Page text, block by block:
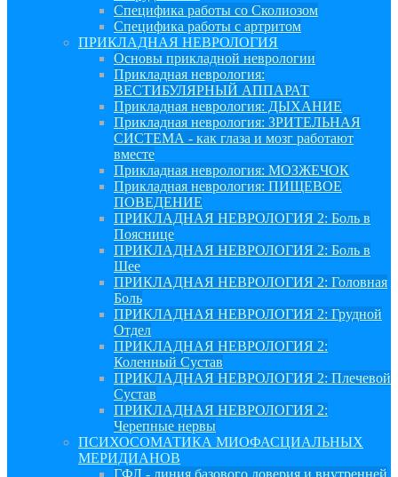
Специфика работы со Сколиозом
Специфика работы с артритом
ПРИКЛАДНАЯ НЕВРОЛОГИЯ
Основы прикладной неврологии
Прикладная неврология:
ВЕСТИБУЛЯРНЫЙ АППАРАТ
Прикладная неврология: ДЫХАНИЕ
Прикладная неврология: ЗРИТЕЛЬНАЯ
СИСТЕМА - как глаза и мозг работают
вместе
Прикладная неврология: МОЗЖЕЧОК
Прикладная неврология: ПИЩЕВОЕ
ПОВЕДЕНИЕ
ПРИКЛАДНАЯ НЕВРОЛОГИЯ 2: Боль в
Пояснице
ПРИКЛАДНАЯ НЕВРОЛОГИЯ 2: Боль в
Шее
ПРИКЛАДНАЯ НЕВРОЛОГИЯ 2: Головная
Боль
ПРИКЛАДНАЯ НЕВРОЛОГИЯ 2: Грудной
Отдел
ПРИКЛАДНАЯ НЕВРОЛОГИЯ 2:
Коленный Сустав
ПРИКЛАДНАЯ НЕВРОЛОГИЯ 2: Плечевой
Сустав
ПРИКЛАДНАЯ НЕВРОЛОГИЯ 2:
Черепные нервы
ПСИХОСОМАТИКА МИОФАСЦИАЛЬНЫХ
МЕРИДИАНОВ
ГФЛ - линия базового доверия и внутренней